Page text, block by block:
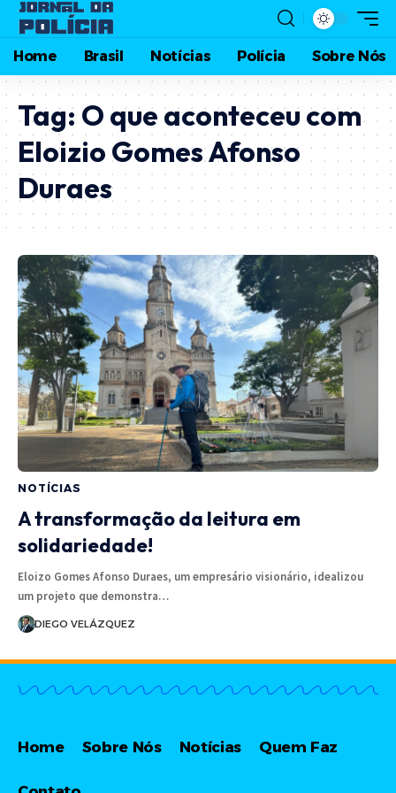
Home Brasil Notícias Polícia Sobre Nós
Tag: O que aconteceu com
Eloizio Gomes Afonso
Duraes
NOTÍCIAS
A transformação da leitura em
solidariedade!
Eloizo Gomes Afonso Duraes, um empresário visionário, idealizou
um projeto que demonstra…
DIEGO VELÁZQUEZ
Home Sobre Nós Notícias Quem Faz